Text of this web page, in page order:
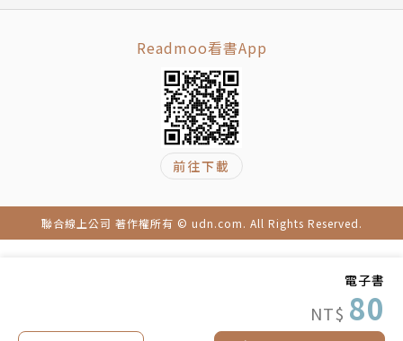
電子書
NT$ 80
Readmoo看書App
前往下載
聯合線上公司 著作權所有 © udn.com. All Rights Reserved.